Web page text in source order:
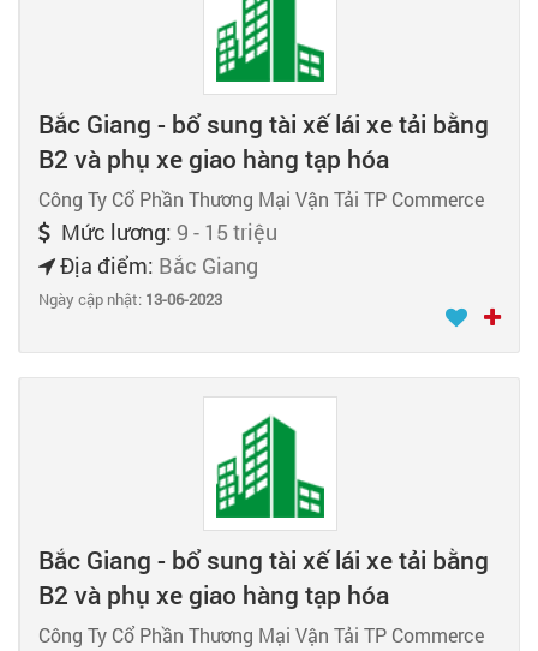
Bắc Giang - bổ sung tài xế lái xe tải bằng
B2 và phụ xe giao hàng tạp hóa
Công Ty Cổ Phần Thương Mại Vận Tải TP Commerce
Mức lương: 9 - 15 triệu
Địa điểm: Bắc Giang
Ngày cập nhật: 13-06-2023
Bắc Giang - bổ sung tài xế lái xe tải bằng
B2 và phụ xe giao hàng tạp hóa
Công Ty Cổ Phần Thương Mại Vận Tải TP Commerce